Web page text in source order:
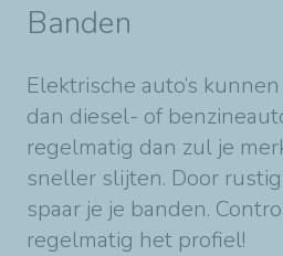
Banden
Elektrische auto’s
dan diesel- of
regelmatig dan zul je
sneller slijten. Door
spaar je je banden.
regelmatig het profiel!